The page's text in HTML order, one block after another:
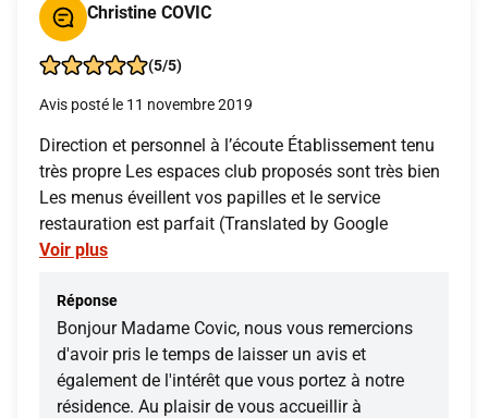
Christine COVIC
(5/5)
Avis posté le 11 novembre 2019
Direction et personnel à l’écoute Établissement tenu
très propre Les espaces club proposés sont très bien
Les menus éveillent vos papilles et le service
restauration est parfait (Translated by Google
Voir plus
Réponse
Bonjour Madame Covic, nous vous remercions
d'avoir pris le temps de laisser un avis et
également de l'intérêt que vous portez à notre
résidence. Au plaisir de vous accueillir à